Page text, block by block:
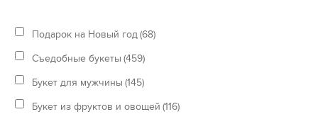
Подарок на Новый год(68)
Съедобные букеты (459)
Букет для мужчины (145)
Букет из фруктов и овощей (116)